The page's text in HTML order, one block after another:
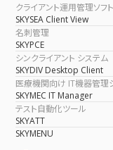
クライアント運用管理ソフ
SKYSEA Client View
名刺管理
SKYPCE
シンクライアント システム
SKYDIV Desktop Client
医療機関向け IT機器管理
SKYMEC IT Manager
テスト自動化ツール
SKYATT
SKYMENU